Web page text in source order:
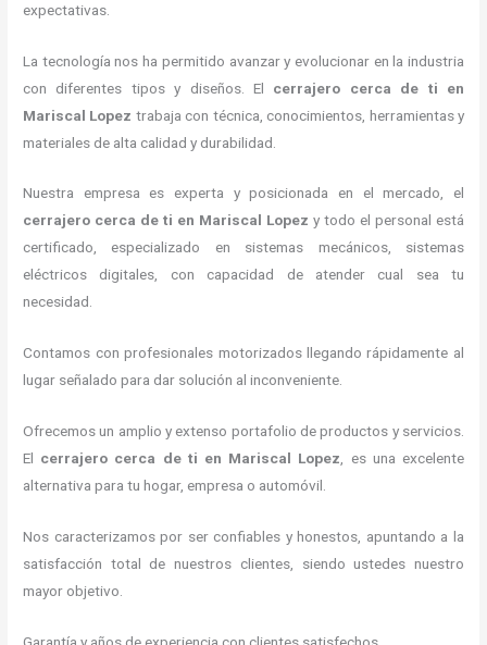
expectativas.
La tecnología nos ha permitido avanzar y evolucionar en la industria
con diferentes tipos y diseños. El cerrajero cerca de ti en
Mariscal Lopez trabaja con técnica, conocimientos, herramientas y
materiales de alta calidad y durabilidad.
Nuestra empresa es experta y posicionada en el mercado, el
cerrajero cerca de ti en Mariscal Lopez y todo el personal está
certificado, especializado en sistemas mecánicos, sistemas
eléctricos digitales, con capacidad de atender cual sea tu
necesidad.
Contamos con profesionales motorizados llegando rápidamente al
lugar señalado para dar solución al inconveniente.
Ofrecemos un amplio y extenso portafolio de productos y servicios.
El cerrajero cerca de ti en Mariscal Lopez , es una excelente
alternativa para tu hogar, empresa o automóvil.
Nos caracterizamos por ser confiables y honestos, apuntando a la
satisfacción total de nuestros clientes, siendo ustedes nuestro
mayor objetivo.